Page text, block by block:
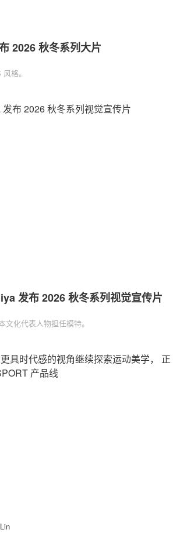
2026 秋冬系列大片
格。
发布 2026 秋冬系列视觉宣传片
文化代表人物担任模特。
Lin